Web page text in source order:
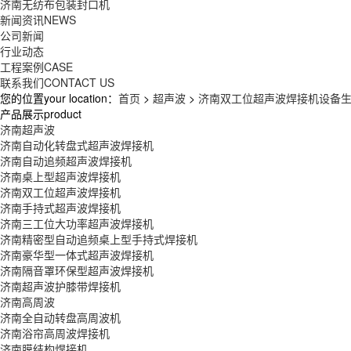
济南无纺布包装封口机
新闻资讯NEWS
公司新闻
行业动态
工程案例CASE
联系我们CONTACT US
您的位置your location： 首页 > 超声波 > 济南双工位超声波焊接机设备
产品展示product
济南超声波
济南自动化转盘式超声波焊接机
济南自动追频超声波焊接机
济南桌上型超声波焊接机
济南双工位超声波焊接机
济南手持式超声波焊接机
济南三工位大功率超声波焊接机
济南精密型自动追频桌上型手持式焊接机
济南豪华型一体式超声波焊接机
济南隔音罩环保型超声波焊接机
济南超声波护膝带焊接机
济南高周波
济南全自动转盘高周波机
济南浴帘高周波焊接机